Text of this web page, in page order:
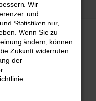
Wir
und
Statistiken nur,
Wenn Sie zu
ändern, können
Zukunft widerrufen.
der